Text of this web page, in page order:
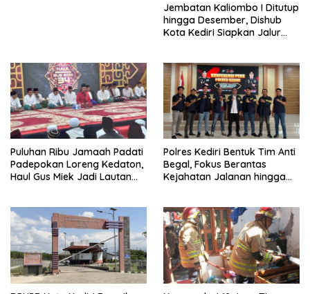
Jembatan Kaliombo I Ditutup
hingga Desember, Dishub
Kota Kediri Siapkan Jalur
Puluhan Ribu Jamaah Padati
Padepokan Loreng Kedaton,
Haul Gus Miek Jadi Lautan
Polres Kediri Bentuk Tim Anti
Begal, Fokus Berantas
Kejahatan Jalanan hingga